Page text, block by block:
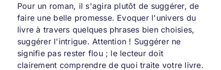
Pour un roman, il s'agira plutôt de suggérer, de
faire une belle promesse. Evoquer l'univers du
livre à travers quelques phrases bien choisies,
suggérer l'intrigue. Attention ! Suggérer ne
signifie pas rester flou ; le lecteur doit
clairement comprendre de quoi traite votre livre.